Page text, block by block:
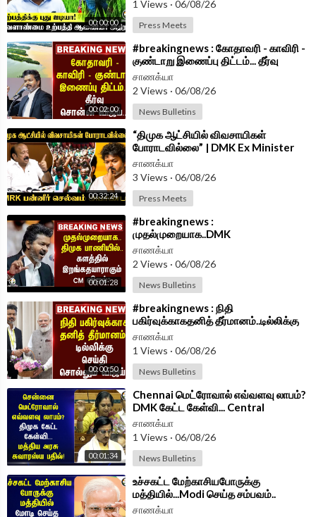
chanakyaa_tv/?hl=en
Android App -https://play.google.com/store/....apps/details?id=
com.
00:00:00
1 Views · 06/08/26
Press Meets
00:02:00
⁣#breakingnews : கோதாவரி - காவிரி -
குண்டாறு இணைப்பு திட்டம்... தீர்வு
சொன்ன Vijay...| TVK Government
சாணக்யா
2 Views · 06/08/26
News Bulletins
00:32:24
⁣“திமுக ஆட்சியில் விவசாயிகள்
போராடவில்லை” | DMK Ex Minister
MRK Panneer Selvam | Press Meet
|TVK Govt
சாணக்யா
3 Views · 06/08/26
Press Meets
00:01:28
⁣#breakingnews :
முதல்முறையாக..DMK
பாணியில்..களத்தில் இறங்க தயாராகும்
CM Vijay? | TVK Govt
சாணக்யா
2 Views · 06/08/26
News Bulletins
00:00:50
⁣#breakingnews : நிதி
பகிர்வுக்காகதனித் தீர்மானம்..டில்லிக்கு
செய்தி சொல்லும் Vijay | TVK
Government
சாணக்யா
1 Views · 06/08/26
News Bulletins
00:01:34
⁣Chennai மெட்ரோவால் எவ்வளவு லாபம்?
DMK கேட்ட கேள்வி... Central
Government சுவாரஸ்ய பதில்!
சாணக்யா
1 Views · 06/08/26
News Bulletins
⁣உச்சகட்ட மேற்காசியபோருக்கு
மத்தியில்...Modi செய்த சம்பவம்..
வெளியான பின்னணி!
சாணக்யா